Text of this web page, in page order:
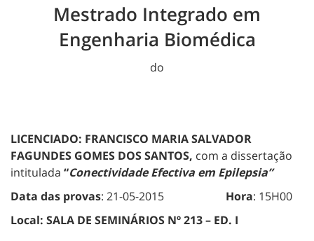
Mestrado Integrado em
Engenharia Biomédica
do
LICENCIADO: FRANCISCO MARIA SALVADOR
FAGUNDES GOMES DOS SANTOS, com a dissertação
intitulada “Conectividade Efectiva em Epilepsia”
Data das provas: 21-05-2015 Hora: 15H00
Local: SALA DE SEMINÁRIOS Nº 213 – ED. I